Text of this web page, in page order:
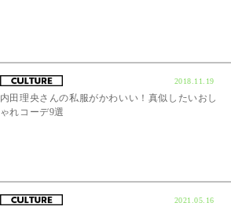
2018.11.19
内田理央さんの私服がかわいい！真似したいおし
ゃれコーデ9選
2021.05.16